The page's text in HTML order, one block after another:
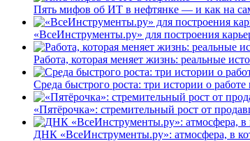
Пять мифов об ИТ в нефтянке — и как на
«ВсеИнструменты.ру» для построения
Работа, которая меняет жизнь: реальные
Среда быстрого роста: три истории о
«Пятёрочка»: стремительный рост от
ДНК «ВсеИнструменты.ру»: атмосфера, в